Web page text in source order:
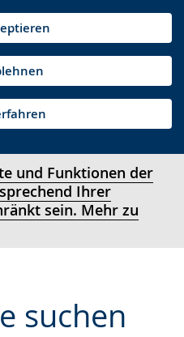
und Funktionen der
Ihrer
sein. Mehr zu
suchen